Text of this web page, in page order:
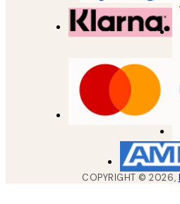
COPYRIGHT ©2026,